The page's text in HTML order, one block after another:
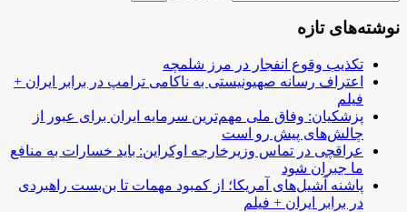
نوشته‌های تازه
تکذیب وقوع انفجار در مرز شلمچه
اعتراف رسانه صهیونیستی به ناکامی ترامپ در برابر ایران +
فیلم
پزشکیان: وفاق ملی مهم‌ترین سرمایه ایران برای عبور از
چالش‌های پیش رو است
عراقچی در تماس وزیرخارجه اوکراین: باید خسارات به منافع
ما جبران شود
پاشنه آشیل‌های آمریکا؛ از کمبود مهمات تا بن‌بست راهبردی
در برابر ایران + فیلم